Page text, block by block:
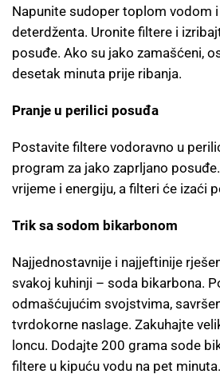
Napunite sudoper toplom vodom
deterdženta. Uronite filtere i
posuđe. Ako su jako zamašćeni,
desetak minuta prije ribanja.
Pranje u perilici posuđa
Postavite filtere vodoravno u
program za jako zaprljano
vrijeme i energiju, a filteri će izaći
Trik sa sodom bikarbonom
Najjednostavnije i najjeftinije
svakoj kuhinji – soda bikarbona.
odmašćujućim svojstvima,
tvrdokorne naslage. Zakuhajte
loncu. Dodajte 200 grama sode
filtere u kipuću vodu na pet minuta.